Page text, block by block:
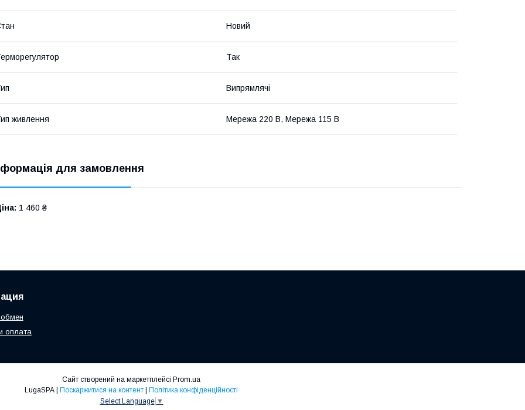
Новий
Так
Випрямлячі
живлення Мережа 220 В, Мережа 115 В
для замовлення
1 460 ₴
оплата
Сайт створений на маркетплейсі Prom.ua
Поскаржитися на контент
Політика конфіденційності
Select Language ▼